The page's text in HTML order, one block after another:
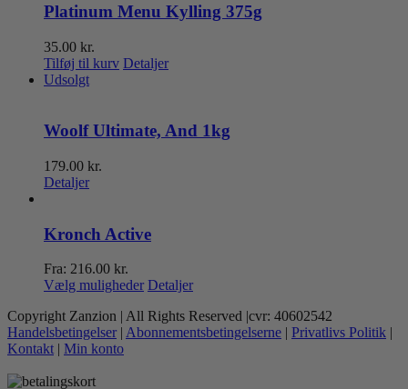
Platinum Menu Kylling 375g
35.00 kr.
Tilføj til kurv Detaljer
Udsolgt
Woolf Ultimate, And 1kg
179.00 kr.
Detaljer
Kronch Active
Fra: 216.00 kr.
Vælg muligheder Dette
har
flere
Detaljer
Copyright Zanzion | All Rights Reserved |cvr: 40602542
Handelsbetingelser | Abonnementsbetingelserne | Privatlivs Politik |
Kontakt | Min konto